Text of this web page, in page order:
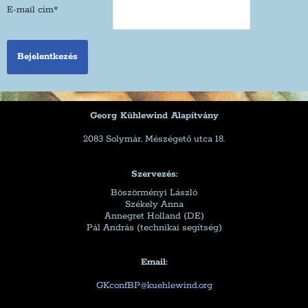
E-mail cím*
Georg Kühlewind Alapítvány
2083 Solymár, Mészégető utca 18.
Szervezés:
Böszörményi László
Székely Anna
Annegret Holland (DE)
Pál András (technikai segítség)
Email:
GKconfBP@kuehlewind.org